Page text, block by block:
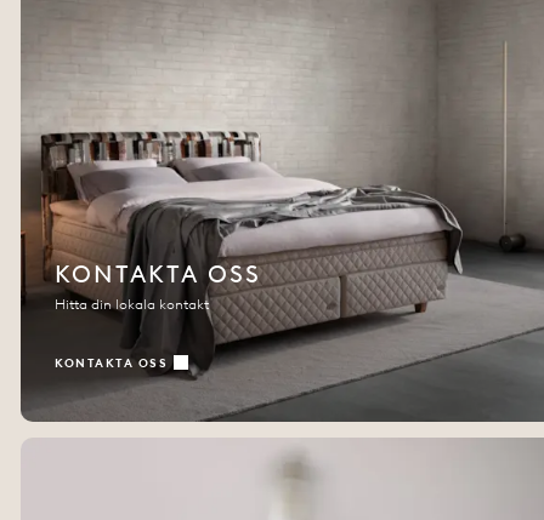
KONTAKTA OSS
Hitta din lokala kontakt
KONTAKTA OSS